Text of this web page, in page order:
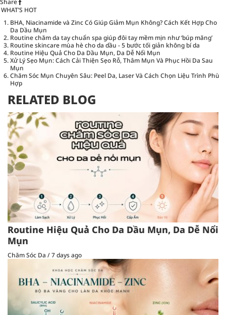
WHAT’S HOT
BHA, Niacinamide và Zinc Có Giúp Giảm Mụn Không? Cách Kết Hợp Cho
Da Dầu Mụn
Routine chăm da tay chuẩn spa giúp đôi tay mềm mịn như ‘búp măng’
Routine skincare mùa hè cho da dầu - 5 bước tối giản không bí da
Routine Hiệu Quả Cho Da Dầu Mụn, Da Dễ Nổi Mụn
Xử Lý Sẹo Mụn: Cách Cải Thiện Sẹo Rỗ, Thâm Mụn Và Phục Hồi Da Sau
Mụn
Chăm Sóc Mụn Chuyên Sâu: Peel Da, Laser Và Cách Chọn Liệu Trình Phù
Hợp
RELATED BLOG
Routine Hiệu Quả Cho Da Dầu Mụn, Da Dễ Nổi
Mụn
Chăm Sóc Da /7 days ago